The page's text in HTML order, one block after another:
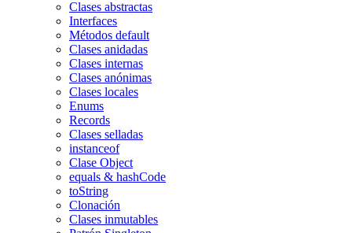
Clases abstractas
Interfaces
Métodos default
Clases anidadas
Clases internas
Clases anónimas
Clases locales
Enums
Records
Clases selladas
instanceof
Clase Object
equals & hashCode
toString
Clonación
Clases inmutables